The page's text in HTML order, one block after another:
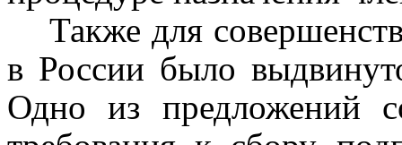
Также для
в России было
Одно из предложений